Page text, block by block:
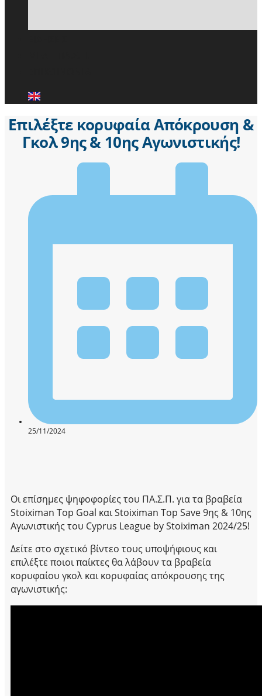
Επιλέξτε κορυφαία Απόκρουση &
Γκολ 9ης & 10ης Αγωνιστικής!
25/11/2024
Οι επίσημες ψηφοφορίες του ΠΑ.Σ.Π. για τα βραβεία
Stoiximan Top Goal και Stoiximan Top Save 9ης & 10ης
Αγωνιστικής του Cyprus League by Stoiximan 2024/25!
Δείτε στο σχετικό βίντεο τους υποψήφιους και
επιλέξτε ποιοι παίκτες θα λάβουν τα βραβεία
κορυφαίου γκολ και κορυφαίας απόκρουσης της
αγωνιστικής: